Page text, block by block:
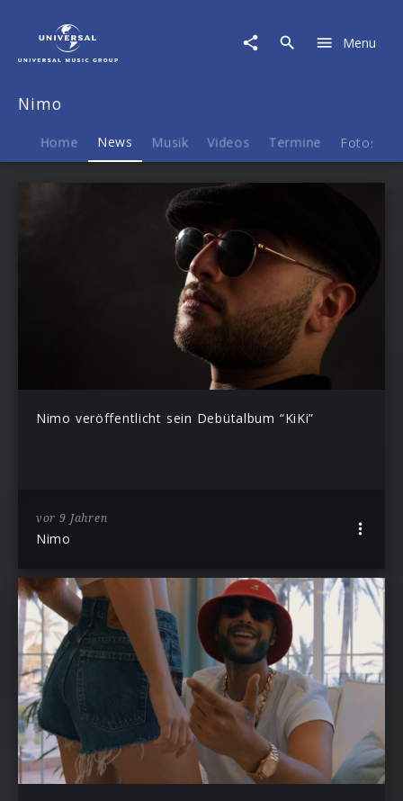
Menu
Nimo
Home News Musik Videos Termine Fotos
Nimo veröffentlicht sein Debütalbum “KiKi”
vor 9 Jahren
Nimo